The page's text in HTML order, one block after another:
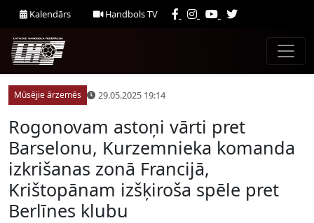
Kalendārs Handbols TV
Mūsējie ārzemēs 29.05.2025 19:14
Rogonovam astoņi vārti pret
Barselonu, Kurzemnieka komanda
izkrišanas zonā Francijā,
Krištopānam izšķiroša spēle pret
Berlīnes klubu